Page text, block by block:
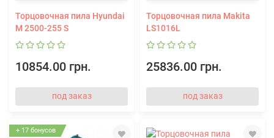
Торцовочная пила Hyundai
M 2500-255 S
10854.00 грн.
под заказ
Торцовочная пила Makita
LS1016L
25836.00 грн.
под заказ
+ 17 бонусов